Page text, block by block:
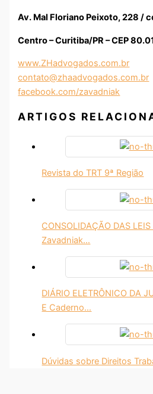
Av. Mal Floriano Peixoto, 228 /
Centro – Curitiba/PR – CEP
www.ZHadvogados.com.br
contato@zhaadvogados.com.br
facebook.com/zavadniak
ARTIGOS
Revista do TRT 9ª Região
CONSOLIDAÇÃO DAS
Zavadniak…
DIÁRIO ELETRÔNICO DA
E Caderno…
Dúvidas sobre Direitos